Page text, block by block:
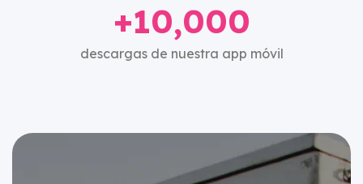
+10,000
descargas de nuestra app móvil